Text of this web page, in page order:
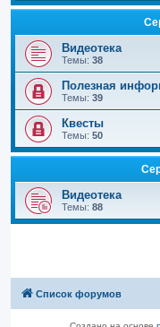
Видеотека
Темы: 38
Полезная
Темы: 39
Квесты
Темы: 50
Видеотека
Темы: 88
Список форумов